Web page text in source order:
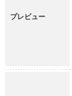
プレビュー